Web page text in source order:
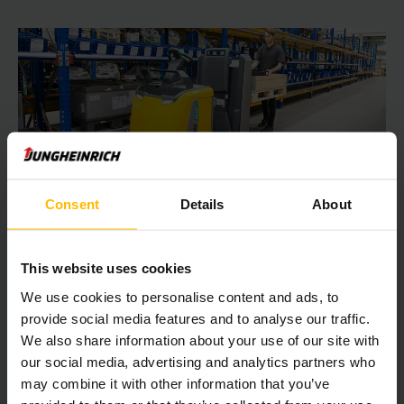
Consent Details About
This website uses cookies
We use cookies to personalise content and ads, to
provide social media features and to analyse our traffic.
We also share information about your use of our site with
our social media, advertising and analytics partners who
may combine it with other information that you’ve
Plocktruck med litiumjonteknik –
idealisk för arbete i flera skift
företag arbetar i flera skift är det lämpligt att välja
utrustning som garanterarlånga drifttiderutan att du
behöver avbryta dina arbetsuppgifter under långa perioder
för att ladda truckens batteri.
Då rekommenderar vi plocktruckar med litiumjonbatteri